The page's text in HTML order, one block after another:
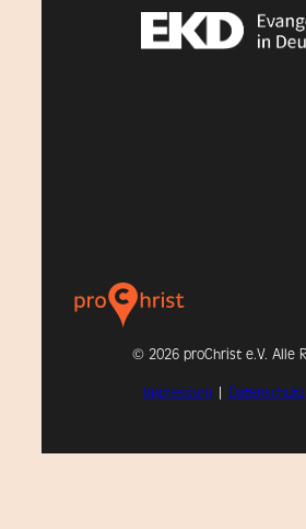
© 2026 proChrist e.V. Alle
Impressum | Datenschutz